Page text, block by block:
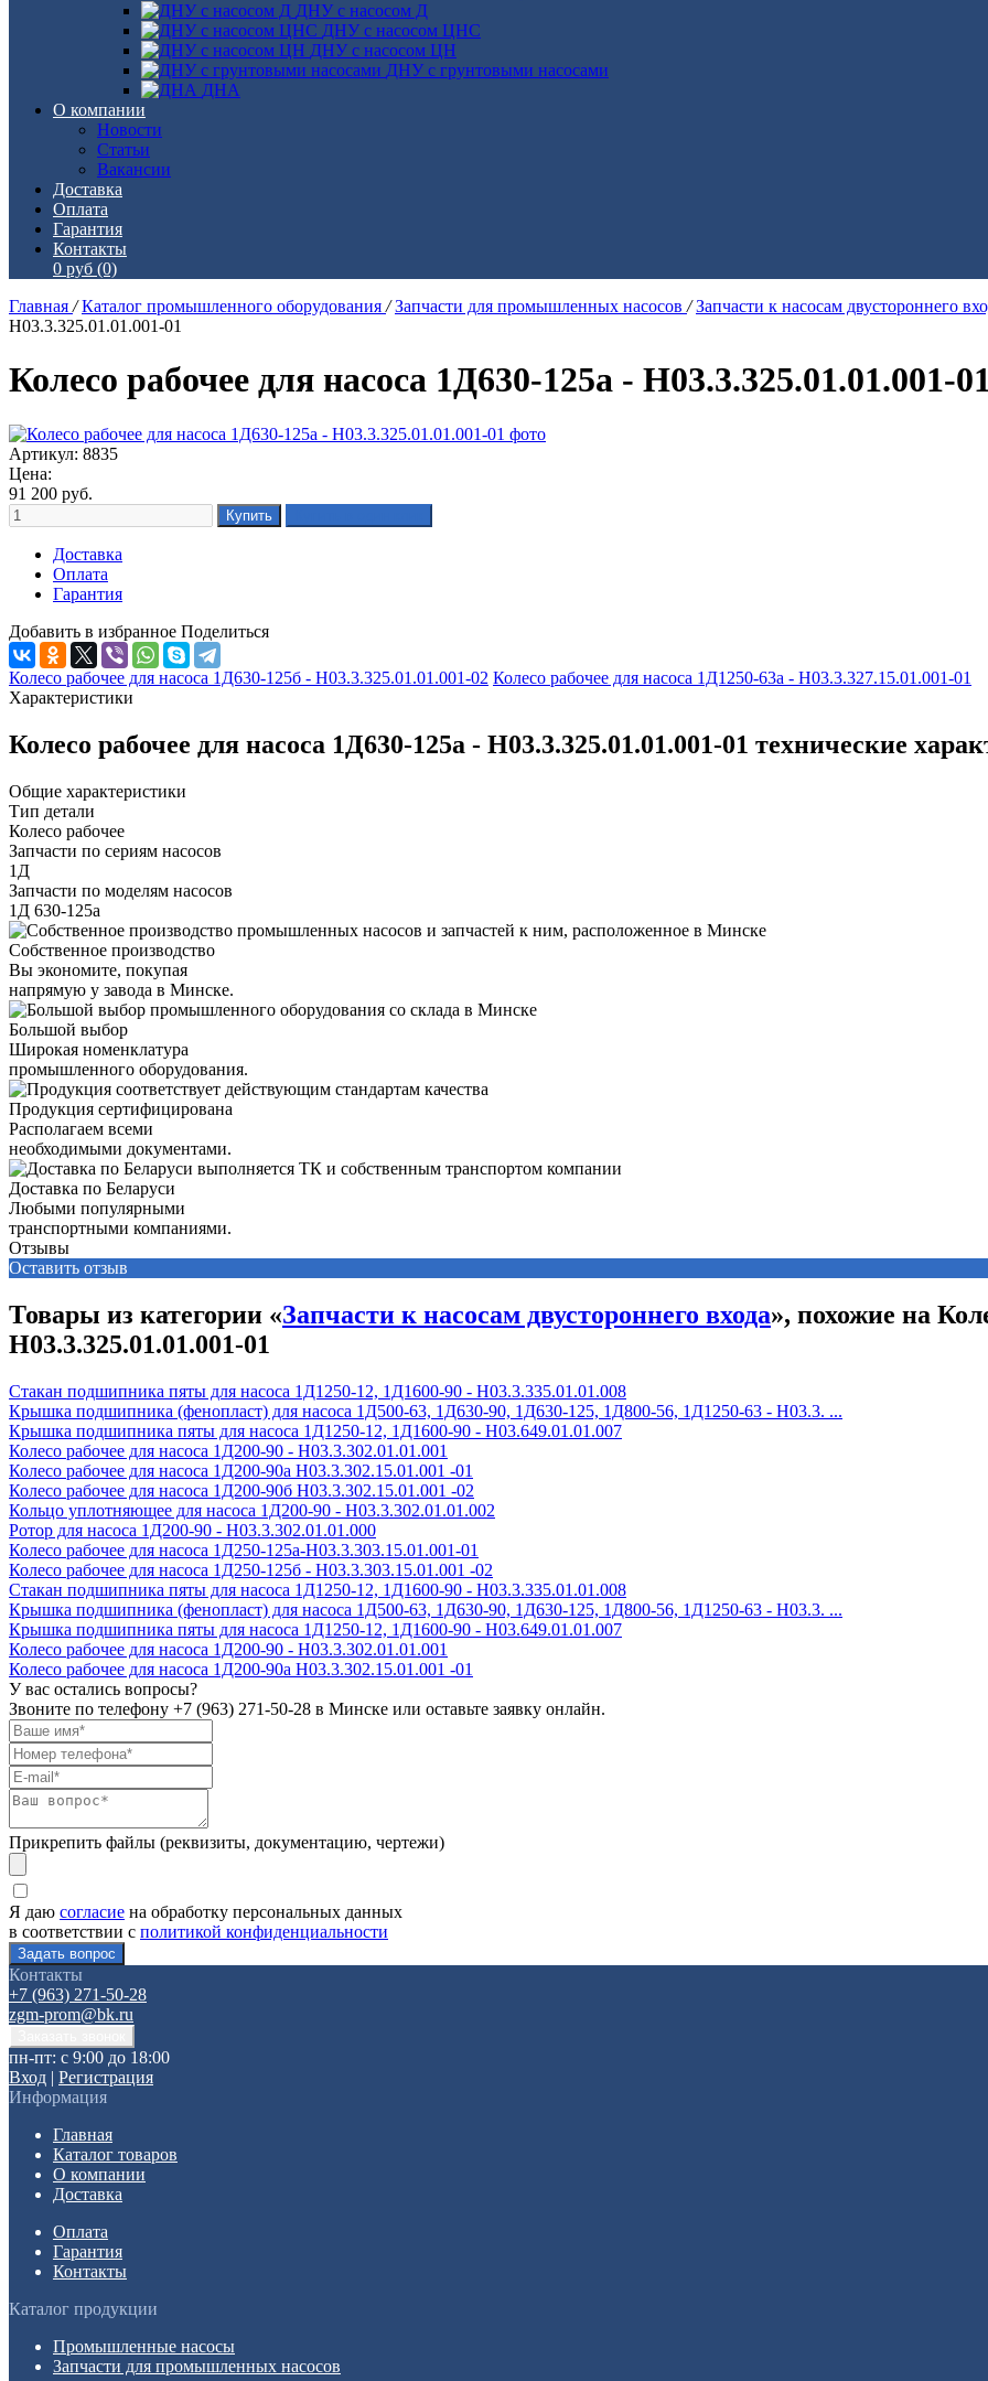
ДНУ с насосом Д
ДНУ с насосом ЦНС
ДНУ с насосом ЦН
ДНУ с грунтовыми насосами
ДНА
О компании
Новости
Статьи
Вакансии
Доставка
Оплата
Гарантия
Контакты
0 руб (0)
Главная / Каталог промышленного оборудования / Запчасти для промышленных насосов / Запчасти к насосам двустороннего
Н03.3.325.01.01.001-01
Колесо рабочее для насоса 1Д630-125а - Н03.3.325.01.01.001-
Артикул: 8835
Цена:
91 200 руб.
Доставка
Оплата
Гарантия
Добавить в избранное Поделиться
Колесо рабочее для насоса 1Д630-125б - Н03.3.325.01.01.001-02 Колесо рабочее для насоса 1Д1250-63а - Н03.3.327.15.01.001-01
Характеристики
Колесо рабочее для насоса 1Д630-125а - Н03.3.325.01.01.001-01 технические
Общие характеристики
Тип детали
Колесо рабочее
Запчасти по сериям насосов
1Д
Запчасти по моделям насосов
1Д 630-125а
Собственное производство
Вы экономите, покупая
напрямую у завода в Минске.
Большой выбор
Широкая номенклатура
промышленного оборудования.
Продукция сертифицирована
Располагаем всеми
необходимыми документами.
Доставка по Беларуси
Любыми популярными
транспортными компаниями.
Отзывы
Оставить отзыв
Товары из категории «Запчасти к насосам двустороннего входа», похожие на
Н03.3.325.01.01.001-01
Стакан подшипника пяты для насоса 1Д1250-12, 1Д1600-90 - Н03.3.335.01.01.008
Крышка подшипника (фенопласт) для насоса 1Д500-63, 1Д630-90, 1Д630-125, 1Д800-56, 1Д1250-63 - Н03.3. ...
Крышка подшипника пяты для насоса 1Д1250-12, 1Д1600-90 - Н03.649.01.01.007
Колесо рабочее для насоса 1Д200-90 - H03.3.302.01.01.001
Колесо рабочее для насоса 1Д200-90а H03.3.302.15.01.001 -01
Колесо рабочее для насоса 1Д200-90б H03.3.302.15.01.001 -02
Кольцо уплотняющее для насоса 1Д200-90 - Н03.3.302.01.01.002
Ротор для насоса 1Д200-90 - Н03.3.302.01.01.000
Колесо рабочее для насоса 1Д250-125а-Н03.3.303.15.01.001-01
Колесо рабочее для насоса 1Д250-125б - Н03.3.303.15.01.001 -02
Стакан подшипника пяты для насоса 1Д1250-12, 1Д1600-90 - Н03.3.335.01.01.008
Крышка подшипника (фенопласт) для насоса 1Д500-63, 1Д630-90, 1Д630-125, 1Д800-56, 1Д1250-63 - Н03.3. ...
Крышка подшипника пяты для насоса 1Д1250-12, 1Д1600-90 - Н03.649.01.01.007
Колесо рабочее для насоса 1Д200-90 - H03.3.302.01.01.001
Колесо рабочее для насоса 1Д200-90а H03.3.302.15.01.001 -01
У вас остались вопросы?
Звоните по телефону +7 (963) 271-50-28 в Минске или оставьте заявку онлайн.
Прикрепить файлы (реквизиты, документацию, чертежи)
Я даю согласие на обработку персональных данных
в соответствии с политикой конфиденциальности
Контакты
+7 (963) 271-50-28
zgm-prom@bk.ru
пн-пт: с 9:00 до 18:00
Вход | Регистрация
Информация
Главная
Каталог товаров
О компании
Доставка
Оплата
Гарантия
Контакты
Каталог продукции
Промышленные насосы
Запчасти для промышленных насосов